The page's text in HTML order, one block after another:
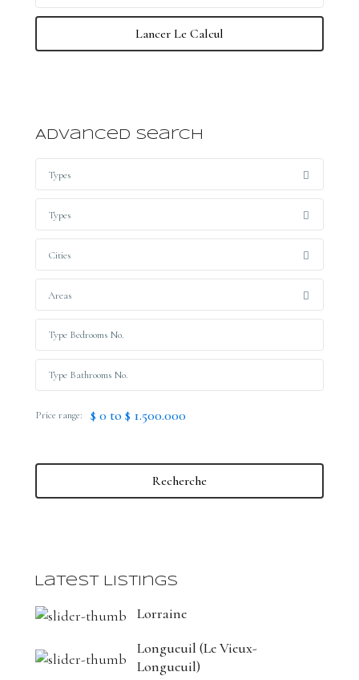
Lancer Le Calcul
Advanced Search
Types
Types
Cities
Areas
Price range: $ 0 to $ 1.500.000
Recherche
Latest Listings
Lorraine
Longueuil (Le Vieux-
Longueuil)